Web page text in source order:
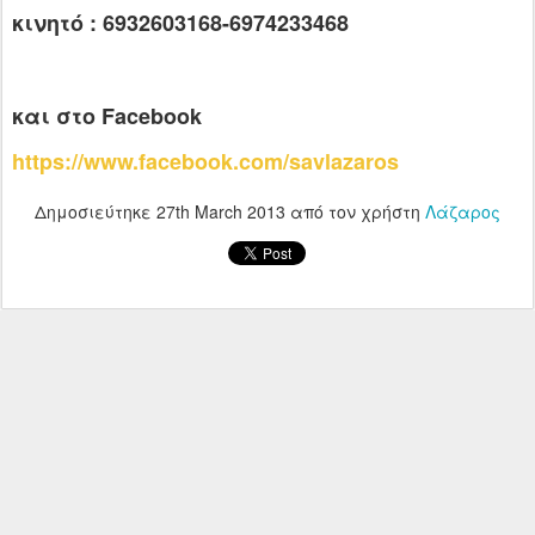
κινητό : 6932603168-6974233468
και στο Facebook
https://www.facebook.com/savlazaros
Δημοσιεύτηκε 27th March 2013 από τον χρήστη Λάζαρος